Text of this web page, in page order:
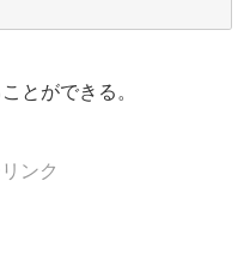
とができる。
ンク